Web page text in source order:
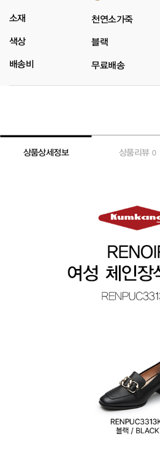
소재 천연소가죽
색상 블랙
배송비 무료배송
상품상세정보 상품리뷰 0